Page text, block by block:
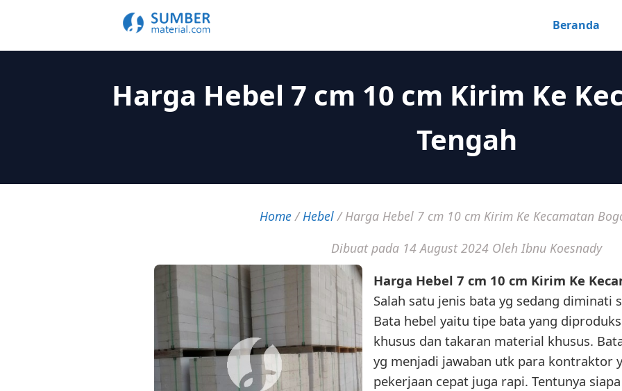
Beranda
Harga Hebel 7 cm 10 cm Kirim Ke
Tengah
Home/Hebel/Harga Hebel 7 cm 10 cm Kirim Ke Kecamatan
Dibuat pada 14 August 2024 Oleh Ibnu Koesnady
Harga Hebel 7 cm 10 cm Kirim Ke
Salah satu jenis bata yg sedang diminati
Bata hebel yaitu tipe bata yang
khusus dan takaran material khusus.
yg menjadi jawaban utk para kontraktor
pekerjaan cepat juga rapi. Tentunya